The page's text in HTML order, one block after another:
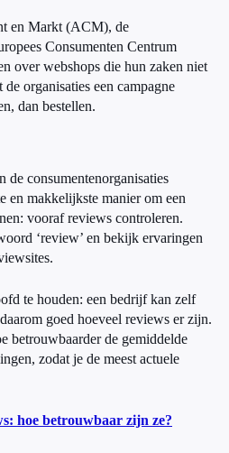
en Markt (ACM), de
Consumenten Centrum
over webshops die hun zaken niet
organisaties een campagne
dan bestellen.
de consumentenorganisaties
en makkelijkste manier om een
vooraf reviews controleren.
‘review’ en bekijk ervaringen
te houden: een bedrijf kan zelf
goed hoeveel reviews er zijn.
betrouwbaarder de gemiddelde
zodat je de meest actuele
hoe betrouwbaar zijn ze?